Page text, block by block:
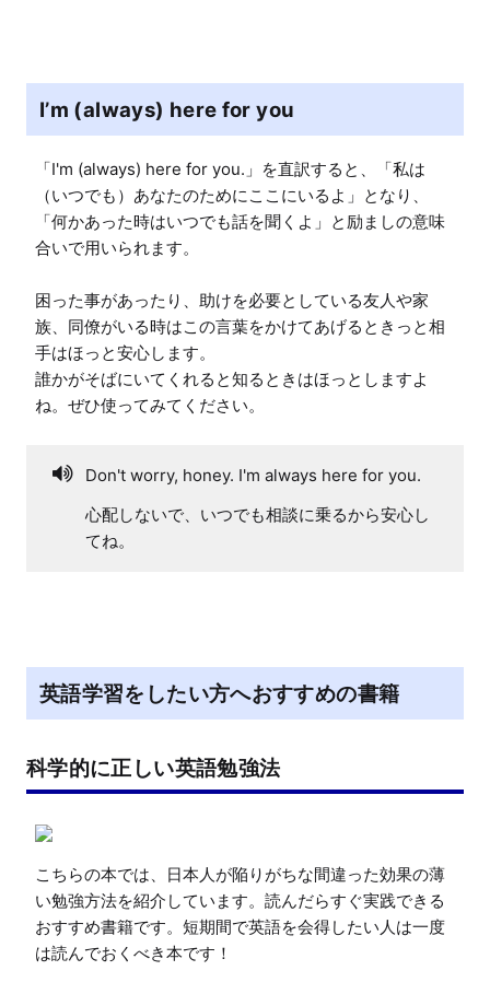
I’m (always) here for you
「I'm (always) here for you.」を直訳すると、「私は
（いつでも）あなたのためにここにいるよ」となり、
「何かあった時はいつでも話を聞くよ」と励ましの意味
合いで用いられます。
困った事があったり、助けを必要としている友人や家
族、同僚がいる時はこの言葉をかけてあげるときっと相
手はほっと安心します。
誰かがそばにいてくれると知るときはほっとしますよ
ね。ぜひ使ってみてください。
Don't worry, honey. I'm always here for you.
心配しないで、いつでも相談に乗るから安心し
てね。
英語学習をしたい方へおすすめの書籍
科学的に正しい英語勉強法
こちらの本では、日本人が陥りがちな間違った効果の薄
い勉強方法を紹介しています。読んだらすぐ実践できる
おすすめ書籍です。短期間で英語を会得したい人は一度
は読んでおくべき本です！